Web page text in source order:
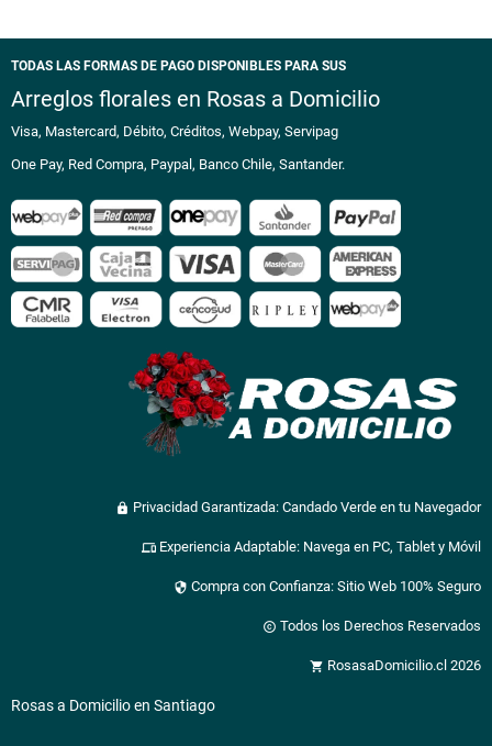
TODAS LAS FORMAS DE PAGO DISPONIBLES PARA SUS
Arreglos florales en Rosas a Domicilio
Visa, Mastercard, Débito, Créditos, Webpay, Servipag
One Pay, Red Compra, Paypal, Banco Chile, Santander.
lock Privacidad Garantizada: Candado Verde en tu Navegador
devices Experiencia Adaptable: Navega en PC, Tablet y Móvil
security Compra con Confianza: Sitio Web 100% Seguro
copyright Todos los Derechos Reservados
shopping_cart RosasaDomicilio.cl 2026
Rosas a Domicilio en Santiago